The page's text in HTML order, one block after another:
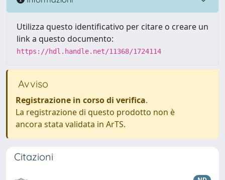
Utilizza questo identificativo per citare o creare un
link a questo documento:
https://hdl.handle.net/11368/1724114
Avviso
Registrazione in corso di verifica.
La registrazione di questo prodotto non è
ancora stata validata in ArTS.
Citazioni